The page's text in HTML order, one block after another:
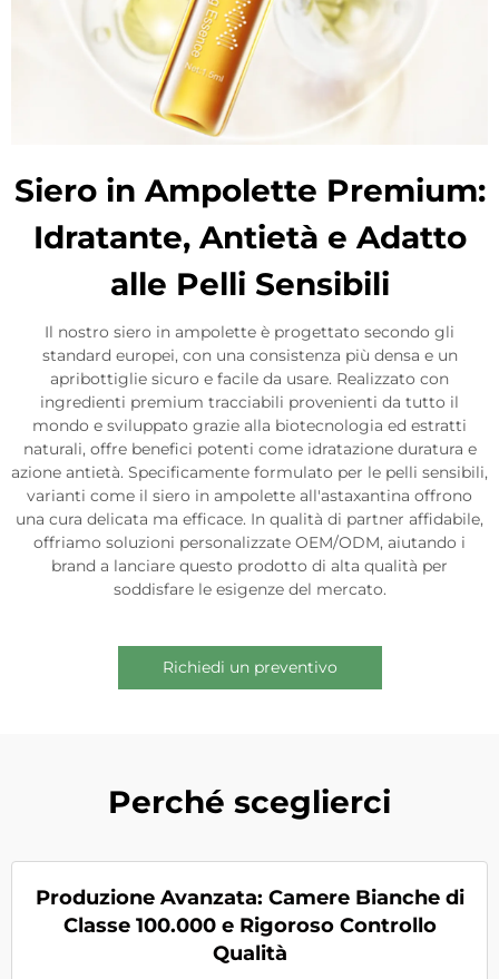
Siero in Ampolette Premium:
Idratante, Antietà e Adatto
alle Pelli Sensibili
Il nostro siero in ampolette è progettato secondo gli
standard europei, con una consistenza più densa e un
apribottiglie sicuro e facile da usare. Realizzato con
ingredienti premium tracciabili provenienti da tutto il
mondo e sviluppato grazie alla biotecnologia ed estratti
naturali, offre benefici potenti come idratazione duratura e
azione antietà. Specificamente formulato per le pelli sensibili,
varianti come il siero in ampolette all'astaxantina offrono
una cura delicata ma efficace. In qualità di partner affidabile,
offriamo soluzioni personalizzate OEM/ODM, aiutando i
brand a lanciare questo prodotto di alta qualità per
soddisfare le esigenze del mercato.
Richiedi un preventivo
Perché sceglierci
Produzione Avanzata: Camere Bianche di
Classe 100.000 e Rigoroso Controllo
Qualità